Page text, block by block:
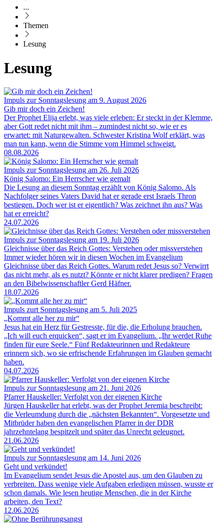
...
Themen
Lesung
Lesung
Impuls zur Sonntagslesung am 9. August 2026
Gib mir doch ein Zeichen!
Der Prophet Elija erlebt, was viele erleben: Er steckt in der Klemme,
aber Gott redet nicht mit ihm – zumindest nicht so, wie er es
erwartet: mit Naturgewalten. Schwester Kristina Wolf erklärt, was
man tun kann, wenn die Stimme vom Himmel schweigt.
08.08.2026
Impuls zur Sonntagslesung am 26. Juli 2026
König Salomo: Ein Herrscher wie gemalt
Die Lesung an diesem Sonntag erzählt von König Salomo. Als
Nachfolger seines Vaters David hat er gerade erst Israels Thron
bestiegen. Doch wer ist er eigentlich? Was zeichnet ihn aus? Was
hat er erreicht?
24.07.2026
Impuls zur Sonntagslesung am 19. Juli 2026
Gleichnisse über das Reich Gottes: Verstehen oder missverstehen
Immer wieder hören wir in diesen Wochen im Evangelium
Gleichnisse über das Reich Gottes. Warum redet Jesus so? Verwirrt
das nicht mehr, als es nutzt? Könnte er nicht klarer predigen? Fragen
an den Bibelwissenschaftler Gerd Häfner.
18.07.2026
Impuls zurt Sonntagslesung am 5. Juli 2025
„Kommt alle her zu mir“
Jesus hat ein Herz für Gestresste, für die, die Erholung brauchen.
„Ich will euch erquicken“, sagt er im Evangelium. „Ihr werdet Ruhe
finden für eure Seele.“ Fünf Redakteurinnen und Redakteure
erinnern sich, wo sie erfrischende Erfahrungen im Glauben gemacht
haben.
04.07.2026
Impuls zur Sonntagslesung am 21. Juni 2026
Pfarrer Hauskeller: Verfolgt von der eigenen Kirche
Jürgen Hauskeller hat erlebt, was der Prophet Jeremia beschreibt:
die Verleumdung durch die „nächsten Bekannten“. Vorgesetzte und
Mitbrüder haben den evangelischen Pfarrer in der DDR
jahrzehntelang bespitzelt und später das Unrecht geleugnet.
21.06.2026
Impuls zur Sonntagslesung am 14. Juni 2026
Geht und verkündet!
Im Evangelium sendet Jesus die Apostel aus, um den Glauben zu
verbreiten. Dass wenige viele Aufgaben erledigen müssen, wusste er
schon damals. Wie lesen heutige Menschen, die in der Kirche
arbeiten, den Text?
12.06.2026